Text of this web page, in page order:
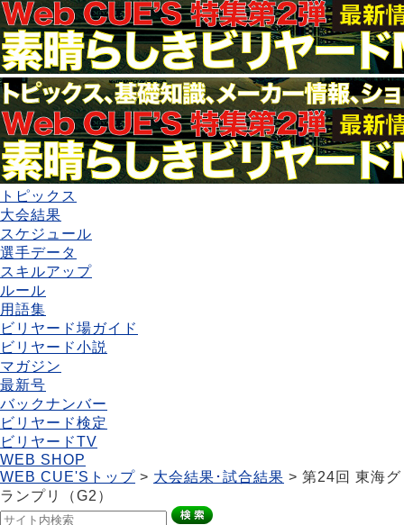
トピックス
大会結果
スケジュール
選手データ
スキルアップ
ルール
用語集
ビリヤード場ガイド
ビリヤード小説
マガジン
最新号
バックナンバー
ビリヤード検定
ビリヤードTV
WEB SHOP
WEB CUE'Sトップ > 大会結果･試合結果 > 第24回 東海グ
ランプリ（G2）